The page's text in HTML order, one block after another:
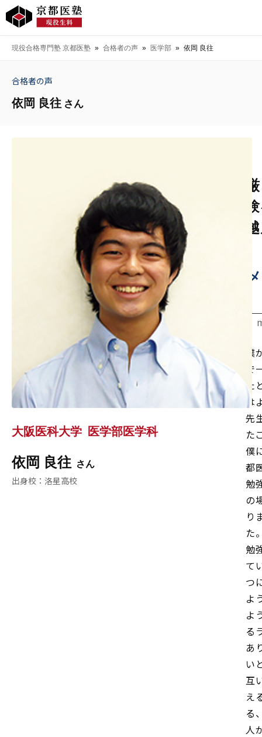
現役合格専門塾 京都医塾 » 合格者の声 » 医学部 » 依岡 良往
合格者の声
依岡 良往 さん
大阪医科大学 医学部医学科
依岡 良往
洛星高校
た
は
先
た
僕
都
勉
の
り
た
勉
て
つ
よ
よ
る
あ
い
互
え
る
人